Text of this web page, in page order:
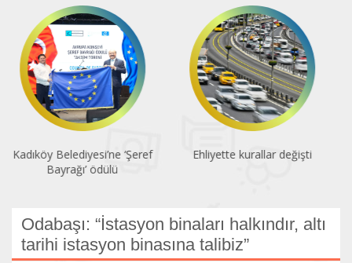
Ehliyette kurallar değişti
Sendikalaşma oranı yüzde
Odabaşı: “İstasyon binaları halkındır, altı
tarihi istasyon binasına talibiz”